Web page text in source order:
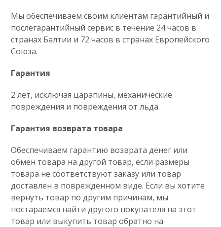
Мы обеспечиваем своим клиентам гарантийный и
послегарантийный сервис в течение 24 часов в
странах Балтии и 72 часов в странах Европейского
Союза.
Гарантия
2 лет, исключая царапины, механические
повреждения и повреждения от льда.
Гарантия возврата товара
Обеспечиваем гарантию возврата денег или
обмен товара на другой товар, если размеры
товара не соответствуют заказу или товар
доставлен в поврежденном виде. Если вы хотите
вернуть товар по другим причинам, мы
постараемся найти другого покупателя на этот
товар или выкупить товар обратно на